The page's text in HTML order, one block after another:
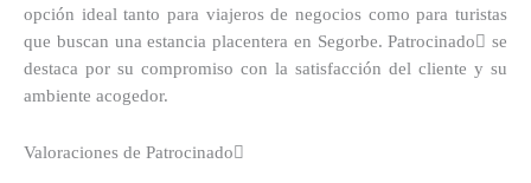
opción ideal tanto para viajeros de negocios como para turistas
que buscan una estancia placentera en Segorbe. Patrocinado se
destaca por su compromiso con la satisfacción del cliente y su
ambiente acogedor.
Valoraciones de Patrocinado